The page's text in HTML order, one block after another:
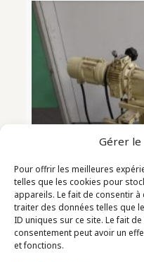
Gérer le
Pour offrir les meilleures
telles que les cookies pour
appareils. Le fait de consentir
traiter des données telles que
ID uniques sur ce site. Le fait
consentement peut avoir un
et fonctions.